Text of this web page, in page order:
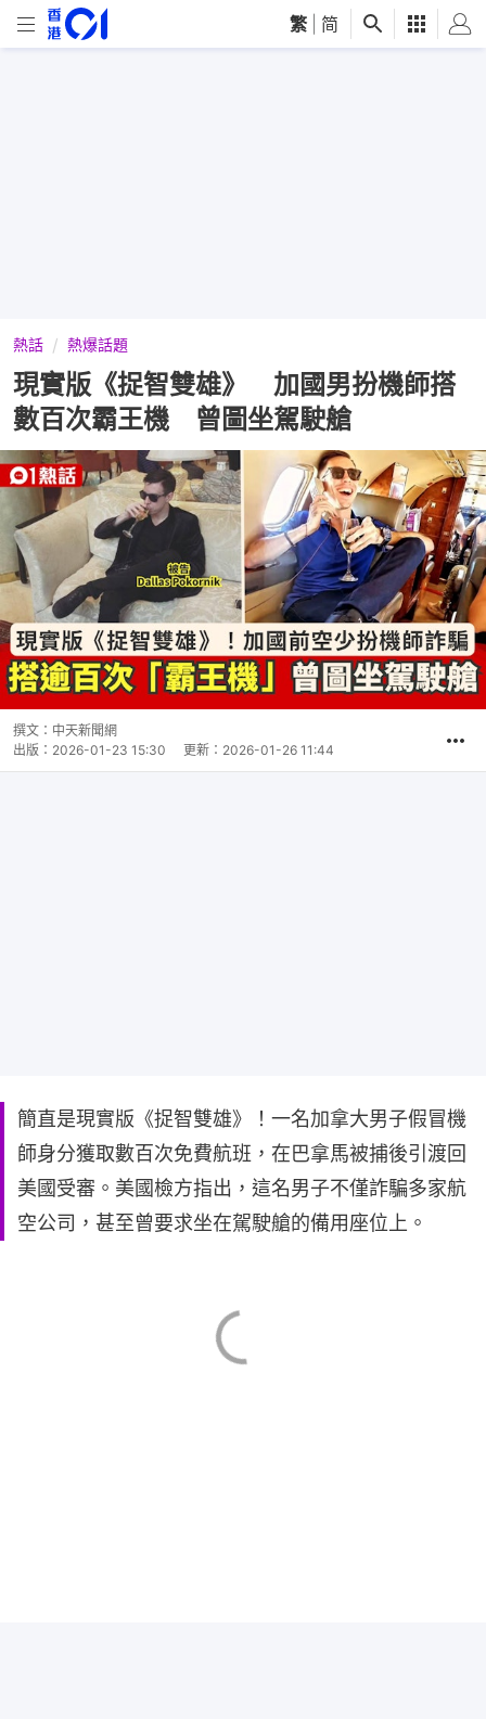
繁 简
熱話 熱爆話題
現實版《捉智雙雄》 加國男扮機師搭
數百次霸王機 曾圖坐駕駛艙
撰文： 中天新聞網
出版： 2026-01-23 15:30 更新： 2026-01-26 11:44
簡直是現實版《捉智雙雄》！一名加拿大男子假冒機
師身分獲取數百次免費航班，在巴拿馬被捕後引渡回
美國受審。美國檢方指出，這名男子不僅詐騙多家航
空公司，甚至曾要求坐在駕駛艙的備用座位上。